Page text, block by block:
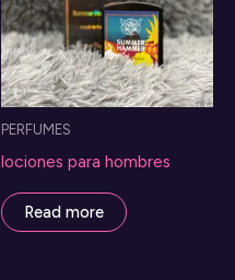
PERFUMES
lociones para hombres
Read more